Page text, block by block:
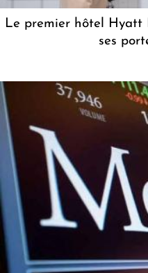
Le premier hôtel Hyatt
ses